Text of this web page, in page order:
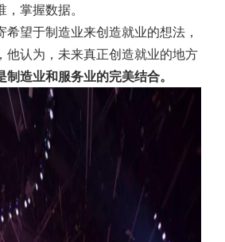
掌握数据。
希望于制造业来创造就业的想法，
他认为，未来真正创造就业的地方
制造业和服务业的完美结合。